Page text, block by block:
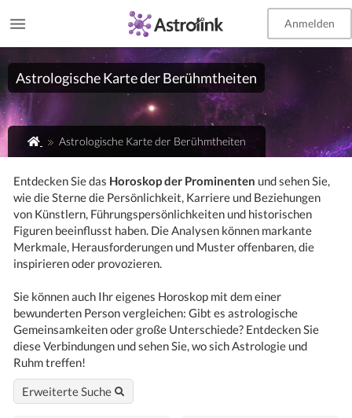
Anmelden
Astrologische Karte der Berühmtheiten
Astrologische Karte der Berühmtheiten
Entdecken Sie das Horoskop der Prominenten und sehen Sie,
wie die Sterne die Persönlichkeit, Karriere und Beziehungen
von Künstlern, Führungspersönlichkeiten und historischen
Figuren beeinflusst haben. Die Analysen können markante
Merkmale, Herausforderungen und Muster offenbaren, die
inspirieren oder provozieren.
Sie können auch Ihr eigenes Horoskop mit dem einer
bewunderten Person vergleichen: Gibt es astrologische
Gemeinsamkeiten oder große Unterschiede? Entdecken Sie
diese Verbindungen und sehen Sie, wo sich Astrologie und
Ruhm treffen!
Erweiterte Suche